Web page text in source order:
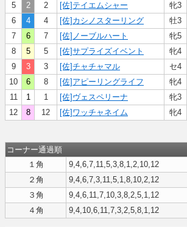
5
2 2 [佐]テイエムシャー
牝3
6
4 4 [佐]カシノスターリング
牡3
7
6 7 [佐]ノーブルハート
牝5
8
5 5 [佐]サプライズイベント
牝4
9
3 3 [佐]チャチャマル
セ4
10
6 8 [佐]アピーリングライフ
牝4
11
1 1 [佐]ヴェスペリーナ
牝3
12
8 12 [佐]ワッチャネイム 牝4
コーナー通過順
１角
9,4,6,7,11,5,3,8,1,2,10,12
２角
9,4,6,7,3,11,5,1,8,10,2,12
３角
9,4,6,11,7,10,3,8,2,5,1,12
４角
9,4,10,6,11,7,3,2,5,8,1,12